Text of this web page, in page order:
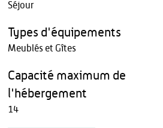
Séjour
Types d'équipements
Meublés et Gîtes
Capacité maximum de
l'hébergement
14